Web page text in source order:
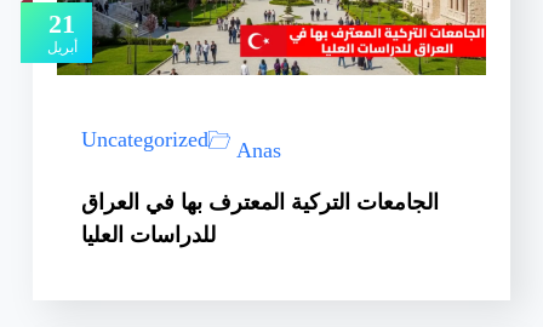
21
أبريل
Anas
Uncategorized
الجامعات التركية المعترف بها في العراق
للدراسات العليا